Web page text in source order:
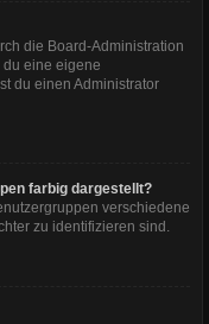
die Board-Administration
du eine eigene
du einen Administrator
farbig dargestellt?
verschiedene
zu identifizieren sind.